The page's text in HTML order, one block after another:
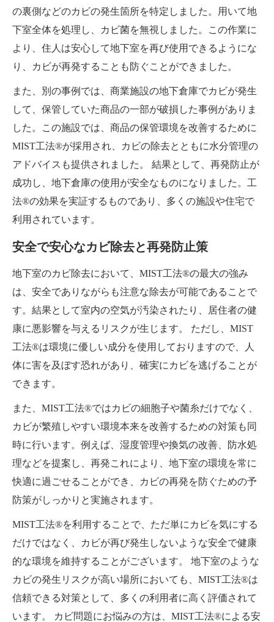
の裏側などのカビの発生箇所を特定しました。用いて地
下室全体を処理し、カビ菌を無視しました。この作業に
より、住人は安心して地下室を再び使用できるようにな
り、カビが再発することも防ぐことができました。
また、別の事例では、商業施設の地下倉庫でカビが発生
して、保管していた商品の一部が破損した事例がありま
した。この施設では、商品の保管環境を改善するために
MIST工法®が採用され、カビの除去とともに水分管理の
アドバイスも提供されました。 結果として、再発防止が
成功し、地下倉庫の使用が安全なものになりました。工
法®の効果を実証するものであり、多くの施設や住宅で
利用されています。
安全で安心なカビ除去と再発防止策
地下室のカビ除去において、MIST工法®の最大の強み
は、安全でありながらも注意な除去が可能であることで
す。結果として室内の空気が汚染されたり、居住者の健
康に悪影響を与えるリスクが生じます。 ただし、MIST
工法®は環境に優しい成分を使用しておりますので、人
体に害を及ぼす恐れがあり、確実にカビを逃げることが
できます。
また、MIST工法®ではカビの細胞子や菌糸だけでなく、
カビが繁殖しやすい環境本来を改善するための対策も同
時に行います。例えば、湿度管理や換気の改善、防水処
理などを提案し、再発これにより、地下室の環境を常に
快適に過ごせることができ、カビの再発を防ぐための予
防策がしっかりと実施されます。
MIST工法®を利用することで、ただ単にカビを気にする
だけではなく、カビが再び発生しないような安全で健康
的な環境を維持することがございます。 地下室のような
カビの発生リスクが高い場所においても、MIST工法®は
信頼できる対策として、多くの利用者に高く評価されて
います。 カビ問題にお悩みの方は、MIST工法®による安